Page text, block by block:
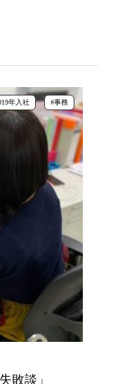
敗談」
年入社 #事務